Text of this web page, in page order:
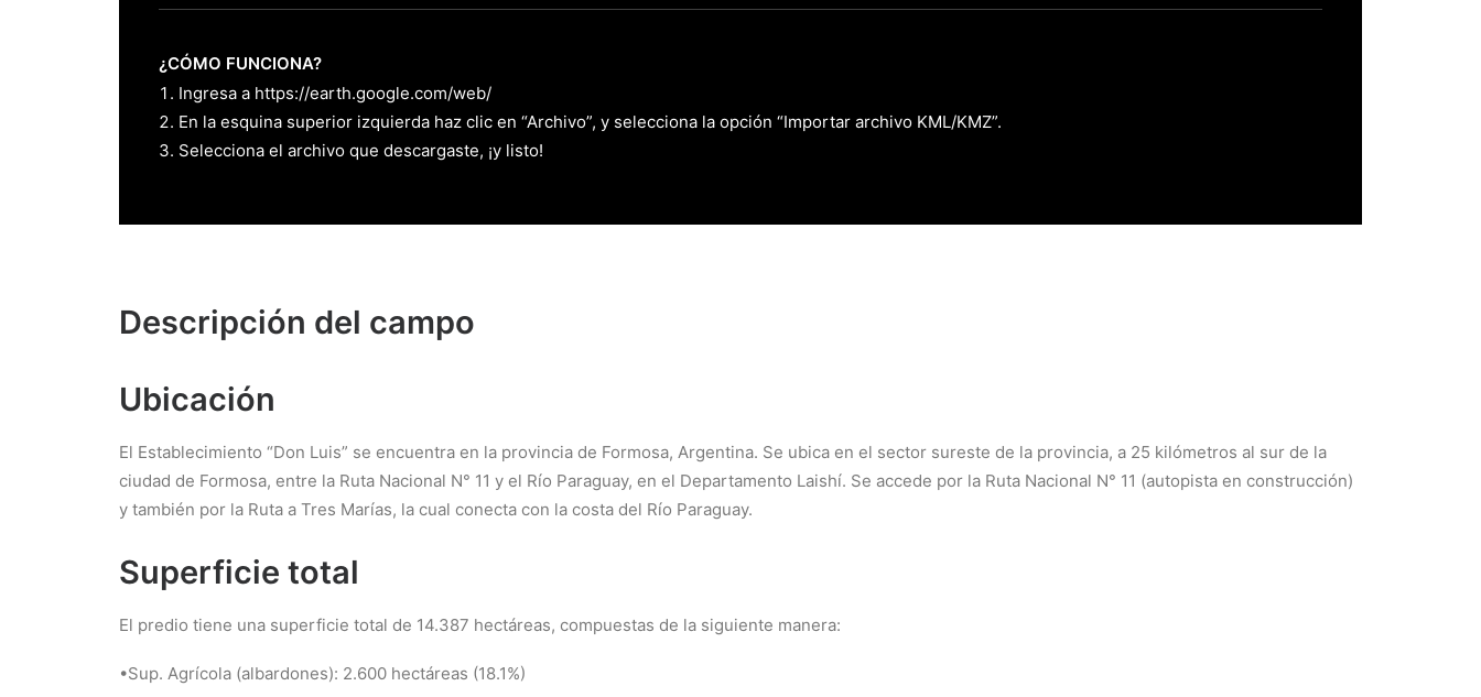
¿CÓMO FUNCIONA?
Ingresa a https://earth.google.com/web/
En la esquina superior izquierda haz clic en “Archivo”, y selecciona la opción “Importar archivo KML/KMZ”.
Selecciona el archivo que descargaste, ¡y listo!
Descripción del campo
Ubicación
El Establecimiento “Don Luis” se encuentra en la provincia de Formosa, Argentina. Se ubica en el sector sureste de la provincia, a 25 kilómetros al sur de la
ciudad de Formosa, entre la Ruta Nacional N° 11 y el Río Paraguay, en el Departamento Laishí. Se accede por la Ruta Nacional N° 11 (autopista en construcción)
y también por la Ruta a Tres Marías, la cual conecta con la costa del Río Paraguay.
Superficie total
El predio tiene una superficie total de 14.387 hectáreas, compuestas de la siguiente manera:
•Sup. Agrícola (albardones): 2.600 hectáreas (18.1%)